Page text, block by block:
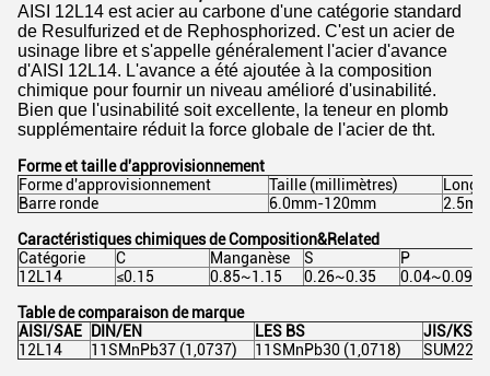
AISI 12L14 est acier au carbone d'une catégorie standard
de Resulfurized et de Rephosphorized. C'est un acier de
usinage libre et s'appelle généralement l'acier d'avance
d'AISI 12L14. L'avance a été ajoutée à la composition
chimique pour fournir un niveau amélioré d'usinabilité.
Bien que l'usinabilité soit excellente, la teneur en plomb
supplémentaire réduit la force globale de l'acier de tht.
Forme et taille d'approvisionnement
Forme d'approvisionnement
Taille (millimètres)
Barre ronde
6.0mm-120mm 2.5m-
Caractéristiques chimiques de Composition&Related
Catégorie
C Manganèse S
P
12L14
≤0.15 0.85~1.15 0.26~0.35 0.04~0.09
Table de comparaison de marque
AISI/SAE
DIN/EN LES BS
JIS/KS
12L14
11SMnPb37 (1,0737) 11SMnPb30 (1,0718) SUM22L